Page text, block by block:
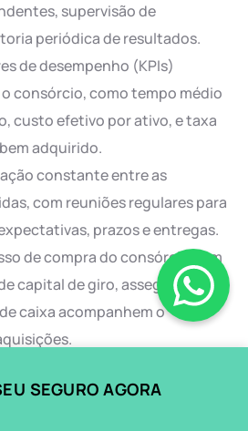
supervisão de
periódica de resultados.
de desempenho (KPIs)
consórcio, como tempo médio
custo efetivo por ativo, e taxa
adquirido.
constante entre as
com reuniões regulares para
prazos e entregas.
de compra do consórcio com
capital de giro, assegurando
caixa acompanhem o
reduz ruídos entre
SEGURO AGORA